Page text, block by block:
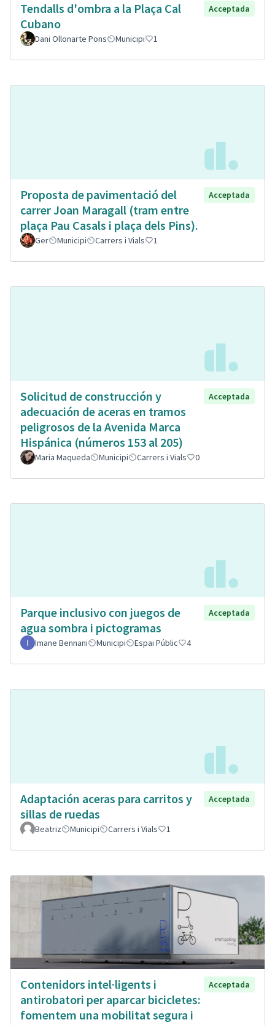
Tendalls d'ombra a la Plaça Cal
Cubano
Acceptada
Dani Ollonarte Pons Municipi 1
Proposta de pavimentació del
carrer Joan Maragall (tram entre
plaça Pau Casals i plaça dels Pins).
Acceptada
Ger Municipi Carrers i Vials 1
Solicitud de construcción y
adecuación de aceras en tramos
peligrosos de la Avenida Marca
Hispánica (números 153 al 205)
Acceptada
Maria Maqueda Municipi Carrers i Vials 0
Parque inclusivo con juegos de
agua sombra i pictogramas
Acceptada
Imane Bennani Municipi Espai Públic 4
Adaptación aceras para carritos y
sillas de ruedas
Acceptada
Beatriz Municipi Carrers i Vials 1
Contenidors intel·ligents i
antirobatori per aparcar bicicletes:
fomentem una mobilitat segura i
Acceptada